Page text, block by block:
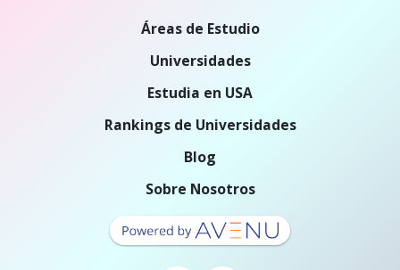
Áreas de Estudio
Universidades
Estudia en USA
Rankings de Universidades
Blog
Sobre Nosotros